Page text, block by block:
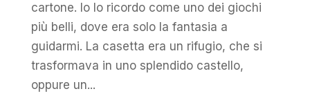
cartone. Io lo ricordo come uno dei giochi
più belli, dove era solo la fantasia a
guidarmi. La casetta era un rifugio, che si
trasformava in uno splendido castello,
oppure un...